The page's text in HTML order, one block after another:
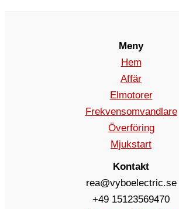
Meny
Hem
Affär
Elmotorer
Frekvensomvandlare
Överföring
Mjukstart
Kontakt
rea@vyboelectric.se
+49 15123569470